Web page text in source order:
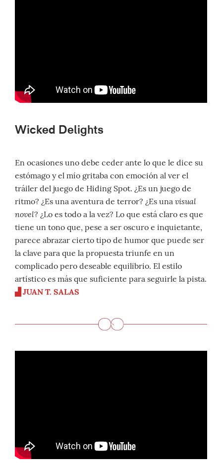
Wicked Delights
En ocasiones uno debe ceder ante lo que le dice su
estómago y el mío gritaba con emoción al ver el
tráiler del juego de Hiding Spot. ¿Es un juego de
ritmo? ¿Es una aventura de terror? ¿Es una visual
novel? ¿Lo es todo a la vez? Lo que está claro es que
tiene un tono que, pese a ser oscuro e inquietante,
parece abrazar cierto tipo de humor que puede ser
la clave para que la propuesta triunfe en un
complicado pero deseable equilibrio. El estilo
artístico es más que suficiente para seguirle la pista.
▟ JUAN T. SALAS